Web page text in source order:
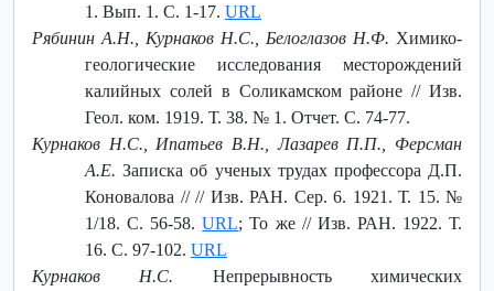
1. Вып. 1. С. 1-17. URL
Рябинин А.Н., Курнаков Н.С., Белоглазов Н.Ф. Химико-
геологические исследования месторождений
калийных солей в Соликамском районе // Изв.
Геол. ком. 1919. Т. 38. № 1. Отчет. С. 74-77.
Курнаков Н.С., Ипатьев В.Н., Лазарев П.П., Ферсман
А.Е.Записка об ученых трудах профессора Д.П.
Коновалова // // Изв. РАН. Сер. 6. 1921. Т. 15. №
1/18. С. 56-58.URL; То же // Изв. РАН. 1922. Т.
16. С. 97-102. URL
Курнаков Н.С. Непрерывность химических